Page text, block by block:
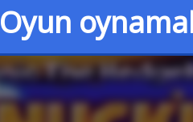
Oyun